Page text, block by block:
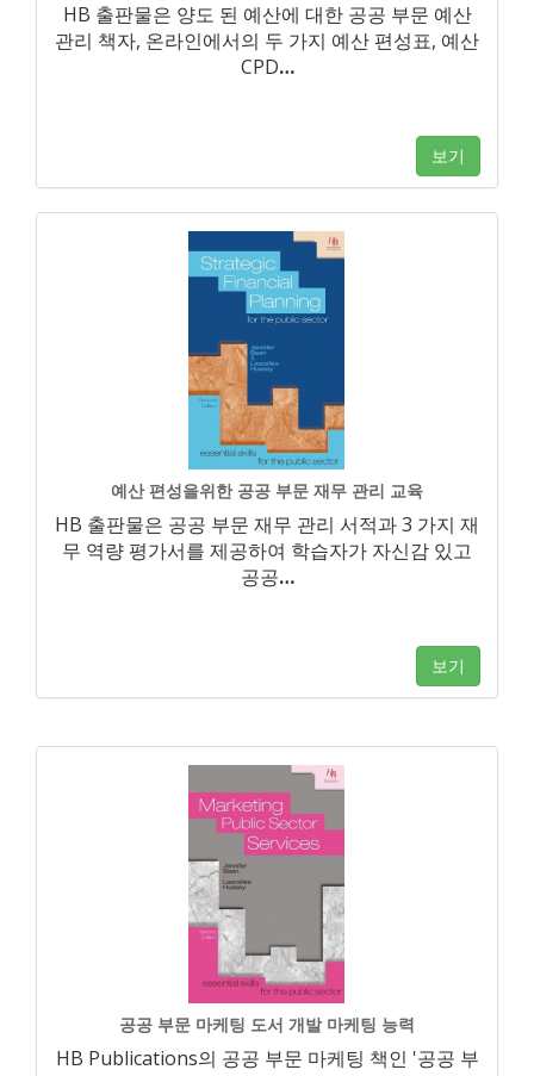
HB 출판물은 양도 된 예산에 대한 공공 부문 예산
관리 책자, 온라인에서의 두 가지 예산 편성표, 예산
CPD…
보기
예산 편성을위한 공공 부문 재무 관리 교육
HB 출판물은 공공 부문 재무 관리 서적과 3 가지 재
무 역량 평가서를 제공하여 학습자가 자신감 있고
공공…
보기
공공 부문 마케팅 도서 개발 마케팅 능력
HB Publications의 공공 부문 마케팅 책인 '공공 부